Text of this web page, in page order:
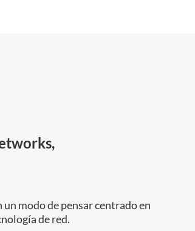
modo de pensar centrado en
de red.